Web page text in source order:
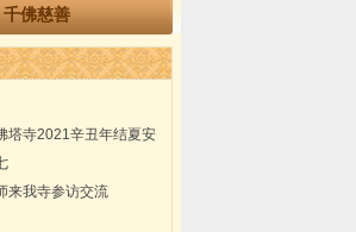
千佛慈善
塔寺2021辛丑年结夏安
来我寺参访交流